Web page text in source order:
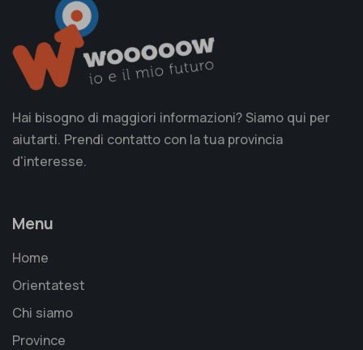
Hai bisogno di maggiori informazioni? Siamo qui per
aiutarti. Prendi contatto con la tua provincia
d'interesse.
Menu
Home
Orientatest
Chi siamo
Province